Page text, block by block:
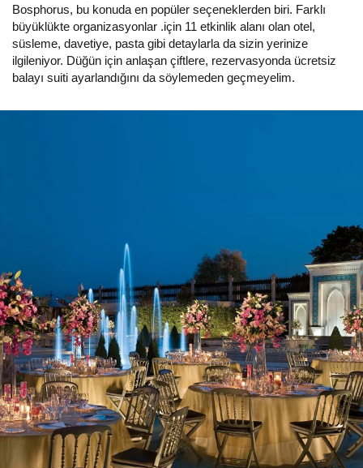
Bosphorus, bu konuda en popüler seçeneklerden biri. Farklı
büyüklükte organizasyonlar .için 11 etkinlik alanı olan otel,
süsleme, davetiye, pasta gibi detaylarla da sizin yerinize
ilgileniyor. Düğün için anlaşan çiftlere, rezervasyonda ücretsiz
balayı suiti ayarlandığını da söylemeden geçmeyelim.